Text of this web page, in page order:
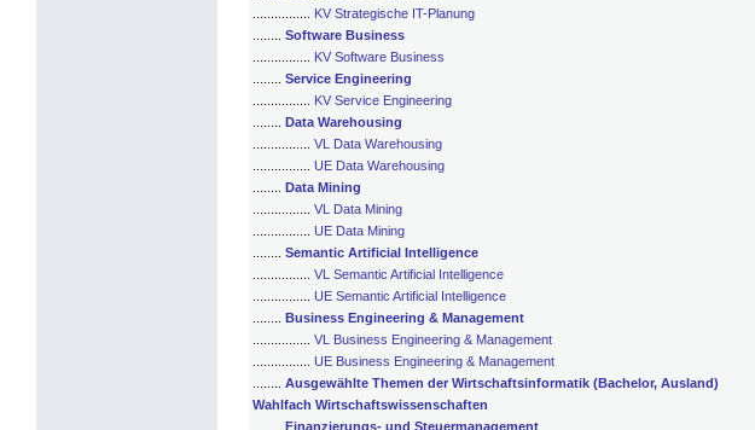
KV Strategische IT-Planung
Software Business
KV Software Business
Service Engineering
KV Service Engineering
Data Warehousing
VL Data Warehousing
UE Data Warehousing
Data Mining
VL Data Mining
UE Data Mining
Semantic Artificial Intelligence
VL Semantic Artificial Intelligence
UE Semantic Artificial Intelligence
Business Engineering & Management
VL Business Engineering & Management
UE Business Engineering & Management
Ausgewählte Themen der Wirtschaftsinformatik (Bachelor, Ausland)
Wahlfach Wirtschaftswissenschaften
Finanzierungs- und Steuermanagement